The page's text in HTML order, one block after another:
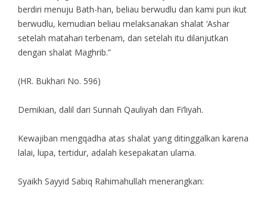
berdiri menuju Bath-han, beliau berwudlu dan kami pun ikut
berwudlu, kemudian beliau melaksanakan shalat ‘Ashar
setelah matahari terbenam, dan setelah itu dilanjutkan
dengan shalat Maghrib.”
(HR. Bukhari No. 596)
Demikian, dalil dari Sunnah Qauliyah dan Fi’liyah.
Kewajiban mengqadha atas shalat yang ditinggalkan karena
lalai, lupa, tertidur, adalah kesepakatan ulama.
Syaikh Sayyid Sabiq Rahimahullah menerangkan: